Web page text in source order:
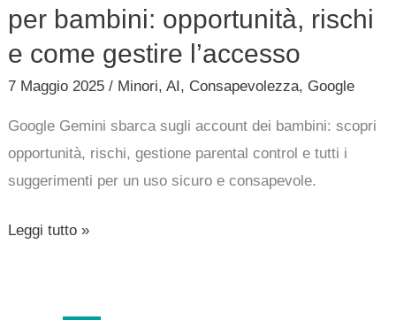
per bambini: opportunità, rischi
e come gestire l’accesso
7 Maggio 2025/ Minori,AI, Consapevolezza, Google
Google Gemini sbarca sugli account dei bambini: scopri
opportunità, rischi, gestione parental control e tutti i
suggerimenti per un uso sicuro e consapevole.
gestire
Leggi tutto »